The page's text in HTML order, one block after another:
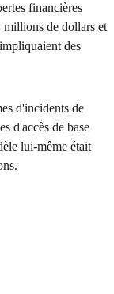
financières
millions de dollars et
des
d'incidents de
d'accès de base
lui-même était